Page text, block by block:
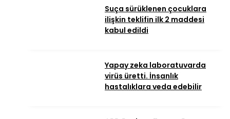
Suça sürüklenen çocuklara
ilişkin teklifin ilk 2 maddesi
kabul edildi
Yapay zeka laboratuvarda
virüs üretti. İnsanlık
hastalıklara veda edebilir